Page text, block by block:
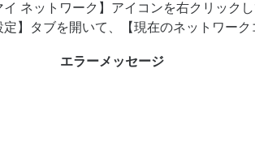
ネットワーク】アイコンを右クリック
定】タブを開いて、【現在のネットワー
エラーメッセージ